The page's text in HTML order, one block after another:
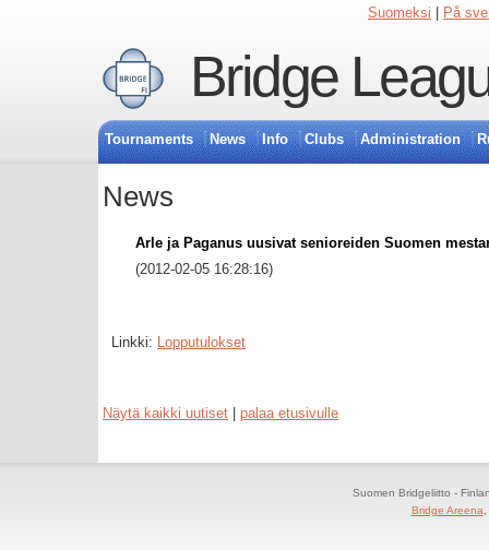
Suomeksi På
Bridge
Tournaments News Info Clubs Administration
News
Arle ja Paganus uusivat senioreiden Suomen
(2012-02-05 16:28:16)
Linkki: Lopputulokset
Näytä kaikki uutiset palaa etusivulle
Suomen Bridgeliitto -
Bridge Areena